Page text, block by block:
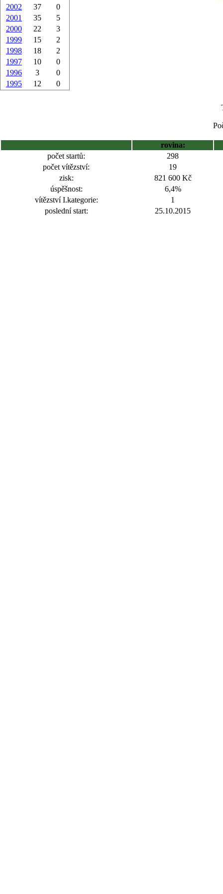
2002
37
0
2001
35
5
2000
22
3
1999
15
2
1998
18
2
1997
10
0
1996
3
0
1995
12 0
rovina:
počet startů:
298
počet vítězství:
19
zisk:
821 600 Kč
úspěšnost:
6,4%
vítězství I.kategorie:
1
poslední start:
25.10.2015